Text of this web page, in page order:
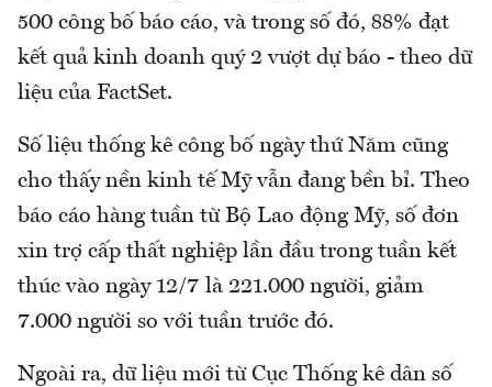
500 công bố báo cáo, và trong số đó, 88% đạt
kết quả kinh doanh quý 2 vượt dự báo - theo dữ
liệu của FactSet.
Số liệu thống kê công bố ngày thứ Năm cũng
cho thấy nền kinh tế Mỹ vẫn đang bền bỉ. Theo
báo cáo hàng tuần từ Bộ Lao động Mỹ, số đơn
xin trợ cấp thất nghiệp lần đầu trong tuần kết
thúc vào ngày 12/7 là 221.000 người, giảm
7.000 người so với tuần trước đó.
Ngoài ra, dữ liệu mới từ Cục Thống kê dân số